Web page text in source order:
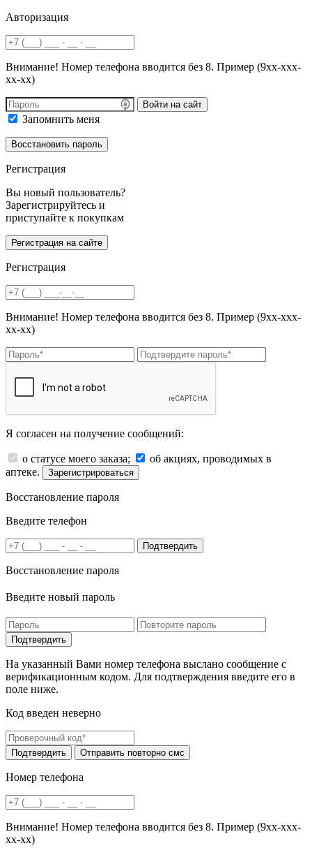
Авторизация
Внимание! Номер телефона вводится без 8. Пример (9хх-ххх-
хх-хх)
Войти на сайт
Запомнить меня
Регистрация
Вы новый пользователь?
Зарегистрируйтесь и
приступайте к покупкам
Регистрация
Внимание! Номер телефона вводится без 8. Пример (9хх-ххх-
хх-хх)
Я согласен на получение сообщений:
о статусе моего заказа;
об акциях, проводимых в
аптеке.
Зарегистрироваться
Восстановление пароля
Введите телефон
Подтвердить
Восстановление пароля
Введите новый пароль
На указанный Вами номер телефона выслано сообщение с
верификационным кодом. Для подтверждения введите его в
поле ниже.
Код введен неверно
Номер телефона
Внимание! Номер телефона вводится без 8. Пример (9хх-ххх-
хх-хх)